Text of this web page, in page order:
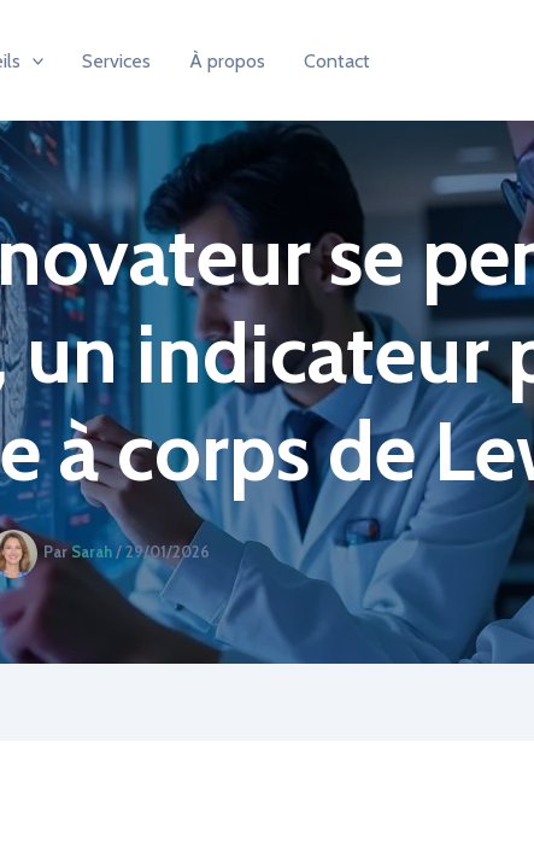
Services À propos Contact
se
un indicateur
à corps de
ParSarah/29/01/2026